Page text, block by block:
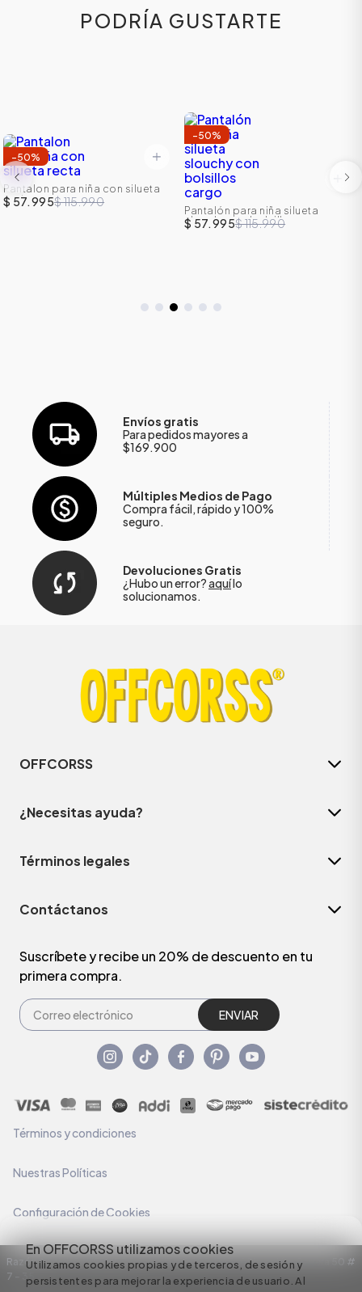
En OFFCORSS utilizamos cookies
Utilizamos cookies propias y de terceros, de sesión y
persistentes para mejorar la experiencia de usuario. Al
PODRÍA GUSTARTE
-50%
Pantalon para niña con silueta
recta
$ 57.995$ 115.990
-50%
Pantalón para niña silueta
slouchy con bolsillos cargo
$ 57.995$ 115.990
Envíos gratis
Para pedidos mayores a
$169.900
Múltiples Medios de Pago
Compra fácil, rápido y 100%
seguro.
Devoluciones Gratis
¿Hubo un error?aquílo
solucionamos.
OFFCORSS
¿Necesitas ayuda?
Términos legales
Contáctanos
Suscríbete y recibe un 20% de descuento en tu
primera compra.
ENVIAR
Términos y condiciones
Nuestras Políticas
Configuración de Cookies
Razón Social: C.I HERMECO S.A. NIT: 890924167-6 Dirección: Carrera 50 #
7 – 35